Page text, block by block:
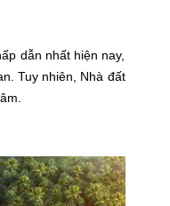
dẫn nhất hiện nay,
Tuy nhiên, Nhà đất